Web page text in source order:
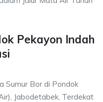
Pekayon Indah
Sumur Bor di Pondok
Jabodetabek, Terdekat